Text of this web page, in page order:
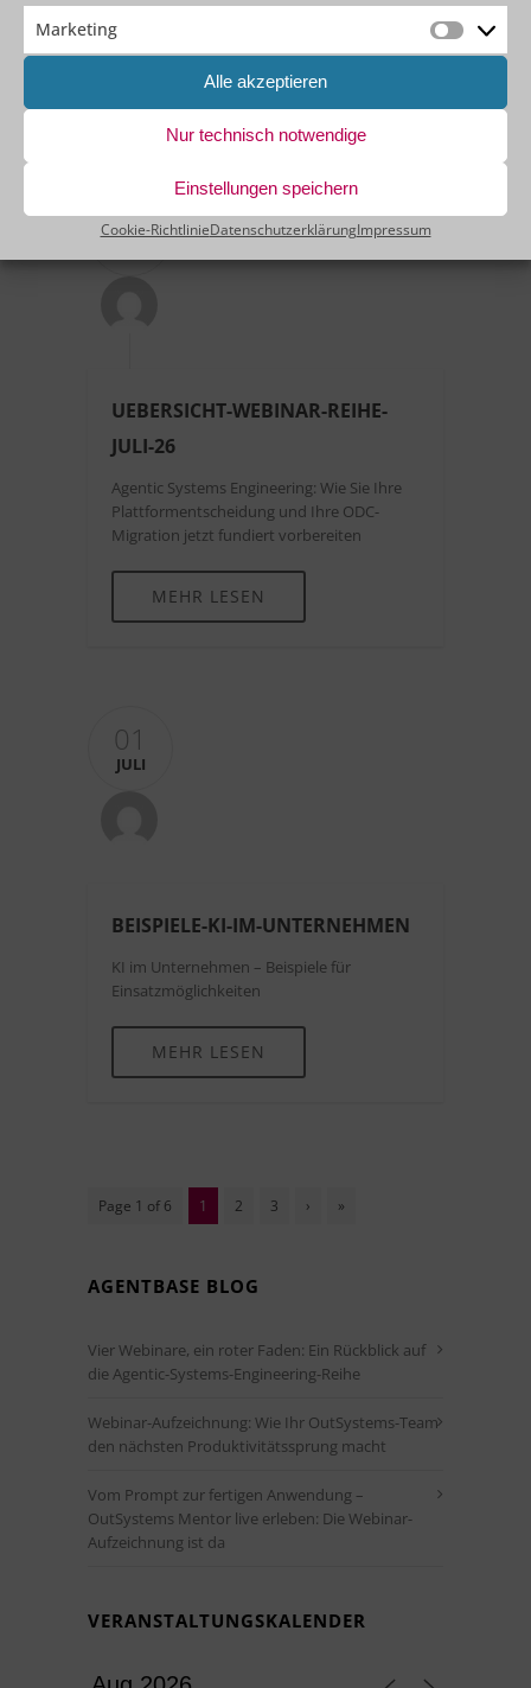
Marketing
Alle akzeptieren
Nur technisch notwendige
Einstellungen speichern
Cookie-RichtlinieDatenschutzerklärungImpressum
MEHR LESEN
07
UEBERSICHT-WEBINAR-REIHE-
JULI-26
Agentic Systems Engineering: Wie Sie Ihre
Plattformentscheidung und Ihre ODC-
Migration jetzt fundiert vorbereiten
MEHR LESEN
01
JULI
BEISPIELE-KI-IM-UNTERNEHMEN
KI im Unternehmen – Beispiele für
Einsatzmöglichkeiten
MEHR LESEN
Page 1 of 6 1 2 3 › »
AGENTBASE BLOG
Vier Webinare, ein roter Faden: Ein Rückblick auf
die Agentic-Systems-Engineering-Reihe
Webinar-Aufzeichnung: Wie Ihr OutSystems-Team
den nächsten Produktivitätssprung macht
Vom Prompt zur fertigen Anwendung –
OutSystems Mentor live erleben: Die Webinar-
Aufzeichnung ist da
VERANSTALTUNGSKALENDER